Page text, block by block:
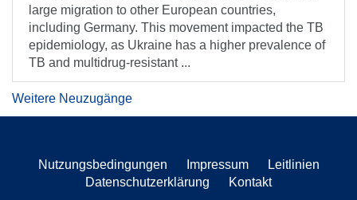
large migration to other European countries,
including Germany. This movement impacted the TB
epidemiology, as Ukraine has a higher prevalence of
TB and multidrug-resistant ...
Weitere Neuzugänge
Nutzungsbedingungen Impressum
Leitlinien
Datenschutzerklärung
Kontakt